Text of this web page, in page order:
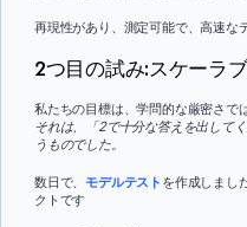
再現性があり、測定可能で、高速な
2つ目の試み:スケーラ
私たちの目標は、学問的な厳密さで
それは、「2で十分な答えを出して
うものでした。
数日で、モデルテスト を作成しまし
クトです